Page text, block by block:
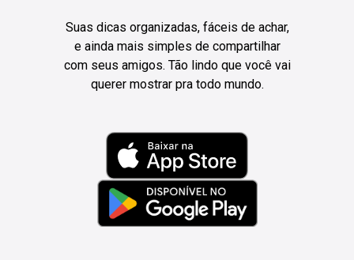
Suas dicas organizadas, fáceis de achar,
e ainda mais simples de compartilhar
com seus amigos. Tão lindo que você vai
querer mostrar pra todo mundo.